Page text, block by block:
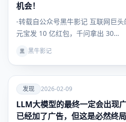
机会！
-转载自公众号黑牛影记 互联网巨头
元宝发 10 亿红包，千问拿出 30…
黑 黑牛影记
爱
发现
发现 2026-02-09
LLM大模型的最终一定会出现
已经加了广告，但这是必然终局